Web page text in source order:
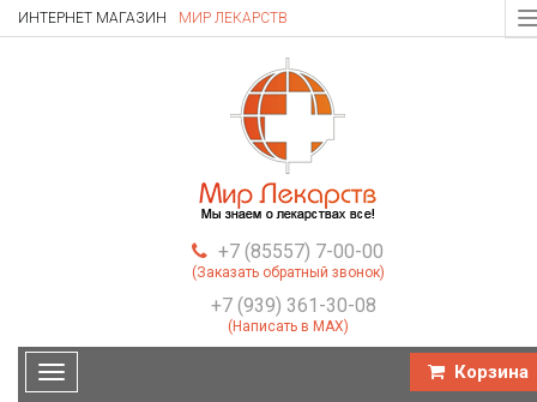
ИНТЕРНЕТ МАГАЗИН МИР ЛЕКАРСТВ
+7 (85557) 7-00-00
(Заказать обратный звонок)
+7 (939) 361-30-08
(Написать в MAX)
Toggle
navigation
Корзина